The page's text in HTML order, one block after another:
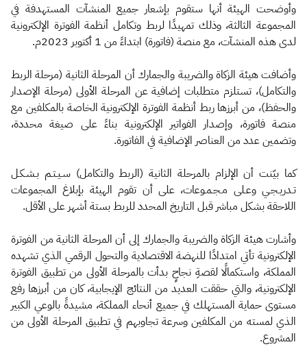
وأوضحت الهيئة أنها ستقوم بإشعار جميع المنشآت المستهدفة في
المجموعة الثالثة، وذلك تمهيدًا لربط وتكامل أنظمة الفوترة الإلكترونية
لدى هذه المنشآت، مع منصة (فاتورة) ابتداءً من 1 أكتوبر 2023م.
وأضافت هيئة الزكاة والضريبة والجمارك أن المرحلة الثانية (مرحلة الربط
والتكامل)، تستلزم متطلبات إضافية عن المرحلة الأولى (مرحلة الإصدار
والحفظ)، من أبرزها ربط أنظمة الفوترة الإلكترونية الخاصة بالمكلفين مع
منصة فاتورة، وإصدار الفواتير الإلكترونية بناءً على صيغة محددة،
وتضمين عدد من العناصر الإضافية في الفاتورة.
كما بيّنت أن الإلزام بالمرحلة الثانية (الربط والتكامل) سـيـتـم بـشـكـل
تـدريـجـي وعـلى مـجـمـوعات، على أن تقوم الهيئة بإبلاغ المجموعات
اللاحقة بشكل مباشر قبل التاريخ المحدد للربط بستة أشهر على الأقل.
وأشارت هيئة الزكاة والضريبة والجمارك إلى أن المرحلة الثانية من الفوترة
الإلكترونية تأتي امتدادًا للنهضة الاقتصادية والتحول الرقمي الذي تشهده
المملكة، واستكمالًا لقصةِ نجاحٍ بدأت بالمرحلة الأولى من تطبيق الفوترة
الإلكترونية، والتي حققت العديد من النتائج الإيجابية، كان من أبرزها رفع
مستوى حماية المستهلك في جميع أنحاء المملكة، مشيدةً بالوعي الكبير
الذي لمسته من المكلفين وسرعة تجاوبهم في تطبيق المرحلة الأولى من
المشروع.